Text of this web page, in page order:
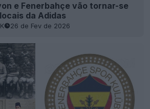
e Fenerbahçe vão tornar-se
da Adidas
26 de Fev de 2026